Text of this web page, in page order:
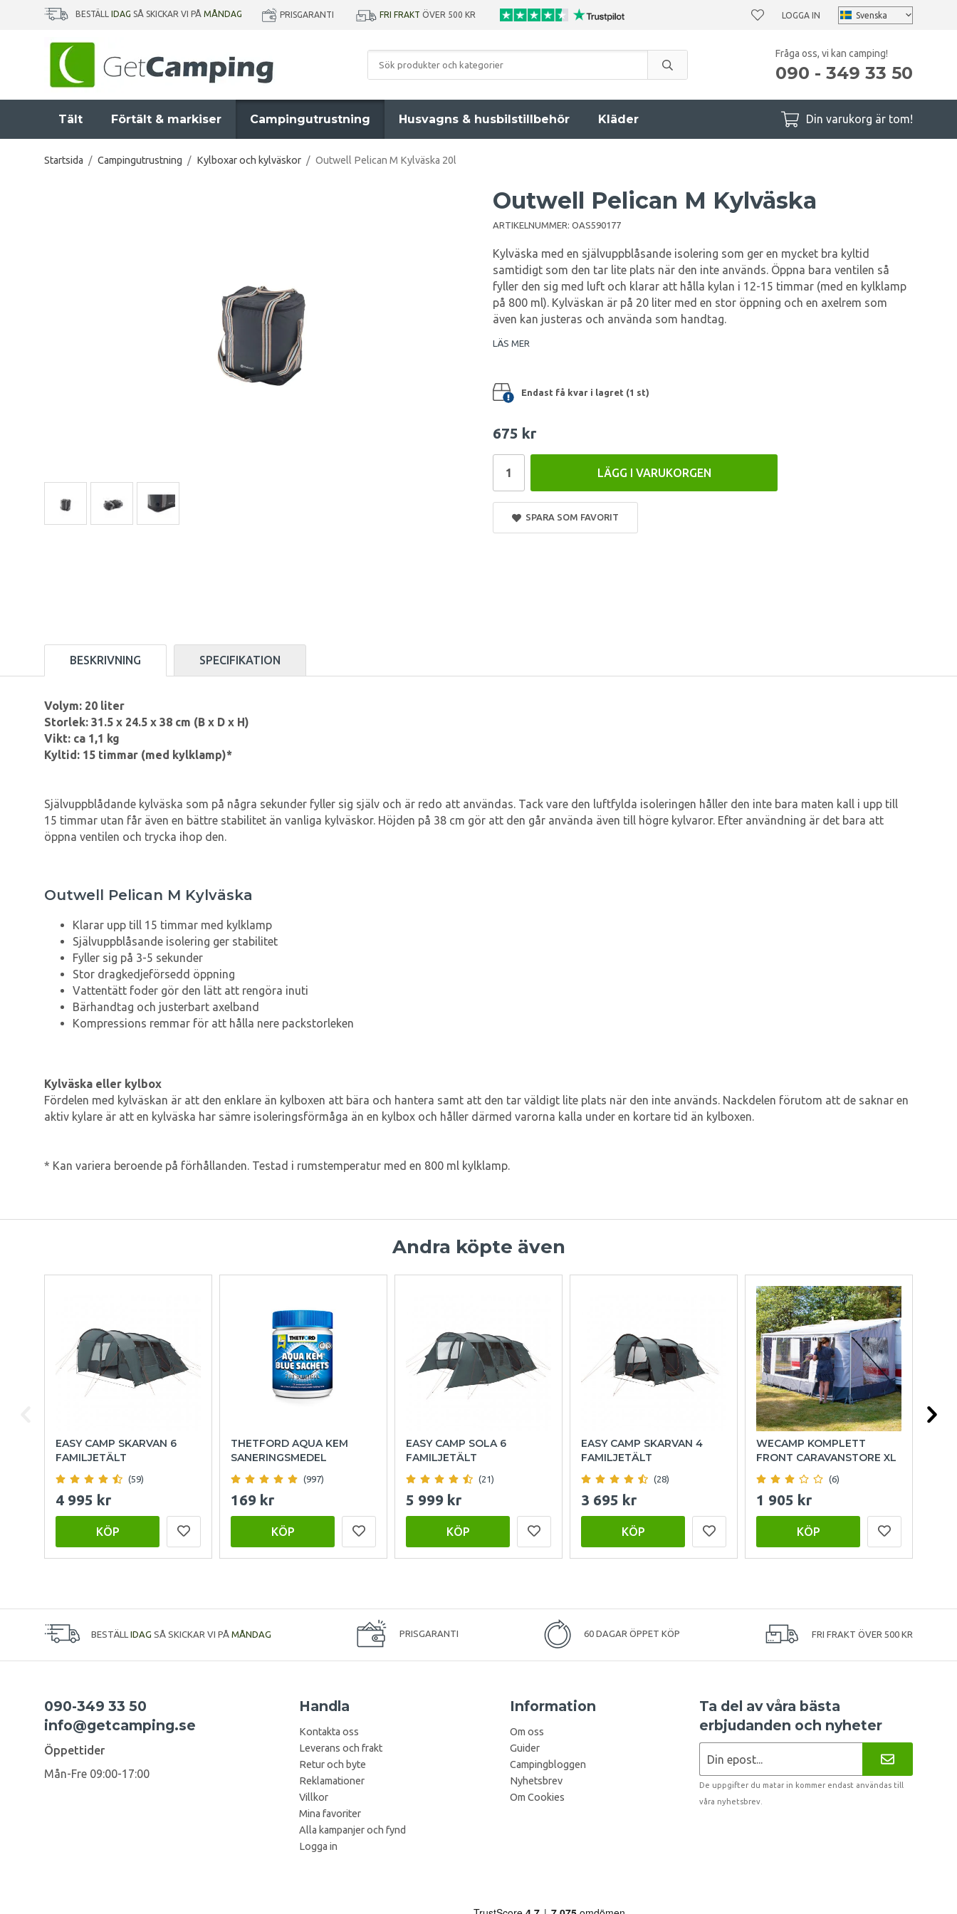
BESTÄLL IDAG SÅ SKICKAR VI PÅ MÅNDAG PRISGARANTI FRI FRAKT ÖVER 500 KR LOGGA IN
Fråga oss, vi kan camping!
090 - 349 33 50
Tält Förtält & markiser Campingutrustning Husvagns & husbilstillbehör Kläder Din varukorg är tom!
Startsida / Campingutrustning / Kylboxar och kylväskor / Outwell Pelican M Kylväska 20l
Outwell Pelican M Kylväska
ARTIKELNUMMER: OAS590177
Kylväska med en självuppblåsande isolering som ger en mycket bra kyltid
samtidigt som den tar lite plats när den inte används. Öppna bara ventilen så
fyller den sig med luft och klarar att hålla kylan i 12-15 timmar (med en kylklamp
på 800 ml). Kylväskan är på 20 liter med en stor öppning och en axelrem som
även kan justeras och använda som handtag.
LÄS MER
Endast få kvar i lagret (1 st)
675 kr
LÄGG I VARUKORGEN
SPARA SOM FAVORIT
BESKRIVNING SPECIFIKATION
Volym: 20 liter
Storlek: 31.5 x 24.5 x 38 cm (B x D x H)
Vikt: ca 1,1 kg
Kyltid: 15 timmar (med kylklamp)*
Självuppblådande kylväska som på några sekunder fyller sig själv och är redo att användas. Tack vare den luftfylda isoleringen håller den inte bara maten kall i upp till
15 timmar utan får även en bättre stabilitet än vanliga kylväskor. Höjden på 38 cm gör att den går använda även till högre kylvaror. Efter användning är det bara att
öppna ventilen och trycka ihop den.
Outwell Pelican M Kylväska
Klarar upp till 15 timmar med kylklamp
Självuppblåsande isolering ger stabilitet
Fyller sig på 3-5 sekunder
Stor dragkedjeförsedd öppning
Vattentätt foder gör den lätt att rengöra inuti
Bärhandtag och justerbart axelband
Kompressions remmar för att hålla nere packstorleken
Kylväska eller kylbox
Fördelen med kylväskan är att den enklare än kylboxen att bära och hantera samt att den tar väldigt lite plats när den inte används. Nackdelen förutom att de saknar en
aktiv kylare är att en kylväska har sämre isoleringsförmåga än en kylbox och håller därmed varorna kalla under en kortare tid än kylboxen.
* Kan variera beroende på förhållanden. Testad i rumstemperatur med en 800 ml kylklamp.
Andra köpte även
EASY CAMP SKARVAN 6
FAMILJETÄLT
(59)
4 995 kr
KÖP
THETFORD AQUA KEM
SANERINGSMEDEL
(997)
169 kr
KÖP
EASY CAMP SOLA 6
FAMILJETÄLT
(21)
5 999 kr
KÖP
EASY CAMP SKARVAN 4
FAMILJETÄLT
(28)
3 695 kr
KÖP
WECAMP KOMPLETT
FRONT CARAVANSTORE XL
(6)
1 905 kr
KÖP
BESTÄLL IDAG SÅ SKICKAR VI PÅ MÅNDAG PRISGARANTI 60 DAGAR ÖPPET KÖP FRI FRAKT ÖVER 500 KR
090-349 33 50
info@getcamping.se
Öppettider
Mån-Fre 09:00-17:00
Handla
Kontakta oss
Leverans och frakt
Retur och byte
Reklamationer
Villkor
Mina favoriter
Alla kampanjer och fynd
Logga in
Information
Om oss
Guider
Campingbloggen
Nyhetsbrev
Om Cookies
Ta del av våra bästa
erbjudanden och nyheter
De uppgifter du matar in kommer endast användas till
våra nyhetsbrev.